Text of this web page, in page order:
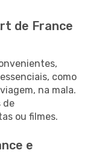
de France
como
na mala.
de
ou filmes.
e